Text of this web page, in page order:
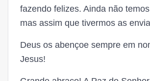
fazendo felizes. Ainda não
mas assim que tivermos as
Deus os abençoe sempre em
Jesus!